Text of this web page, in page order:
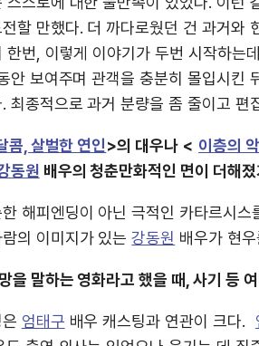
할 만했다. 더 까다로웠던 건 과거와
한번, 이렇게 이야기가 두번 시작하는
보여주며 관객을 충분히 몰입시킨
최종적으로 과거 분량을 좀 줄이고 편
콤, 살벌한 연인>의 대우나 < 이층의
동원 배우의 청춘만화적인 면이 더해
해피엔딩이 아닌 극적인 카타르시
의 이미지가 있는강동원 배우가 현
을 말하는 영화라고 했을 때, 사기 등
엄태구 배우 캐스팅과 연관이 크다.